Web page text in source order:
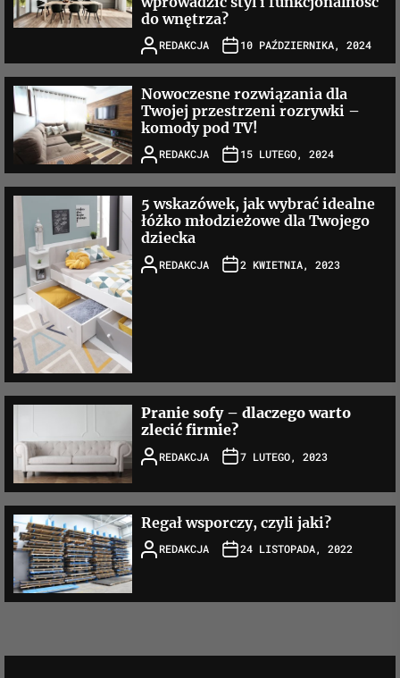
do wnętrza?
REDAKCJA 10 PAŹDZIERNIKA, 2024
Nowoczesne rozwiązania dla
Twojej przestrzeni rozrywki –
komody pod TV!
REDAKCJA 15 LUTEGO, 2024
5 wskazówek, jak wybrać idealne
łóżko młodzieżowe dla Twojego
dziecka
REDAKCJA 2 KWIETNIA, 2023
Pranie sofy – dlaczego warto
zlecić firmie?
REDAKCJA 7 LUTEGO, 2023
Regał wsporczy, czyli jaki?
REDAKCJA 24 LISTOPADA, 2022